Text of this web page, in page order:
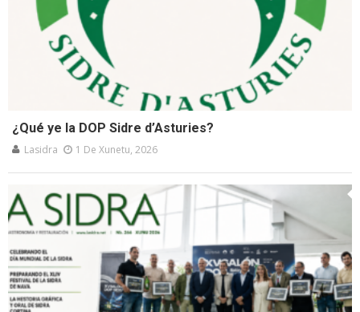
¿Qué ye la DOP Sidre d’Asturies?
Lasidra 1 De Xunetu, 2026